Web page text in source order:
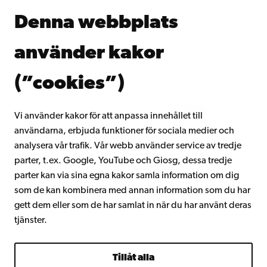
Denna webbplats
använder kakor
(”cookies”)
Vi använder kakor för att anpassa innehållet till
användarna, erbjuda funktioner för sociala medier och
analysera vår trafik. Vår webb använder service av tredje
parter, t.ex. Google, YouTube och Giosg, dessa tredje
parter kan via sina egna kakor samla information om dig
som de kan kombinera med annan information som du har
gett dem eller som de har samlat in när du har använt deras
tjänster.
Tillåt alla
Kontinuerligt lärande
Gå med i Åbo Akademis alumnnätverk
Intranätet
Facebook InstagramYouTube LinkedIn Blog Snapchat